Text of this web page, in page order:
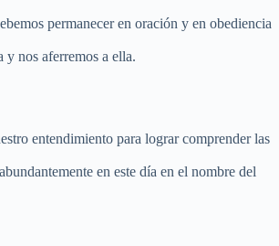
permanecer en oración y en obediencia
y nos aferremos a ella.
entendimiento para lograr comprender las
en este día en el nombre del